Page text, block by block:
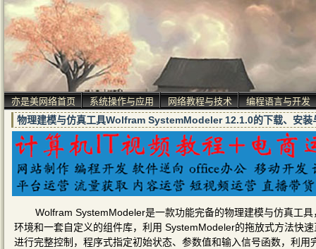
亦是美网络首页 系统操作与应用 网络教程与技术 编程语言与开发
物理建模与仿真工具Wolfram SystemModeler 12.1.0的下载、安装
Wolfram SystemModeler是一款功能完备的物理建模与仿真工
环境和一套自定义的组件库，利用 SystemModeler的拖放式方法快
进行完整控制，程序式指定初始状态、参数值和输入信号函数，利